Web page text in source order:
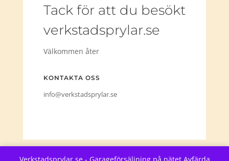
Tack för att du besökt
verkstadsprylar.se
Välkommen åter
KONTAKTA OSS
info@verkstadsprylar.se